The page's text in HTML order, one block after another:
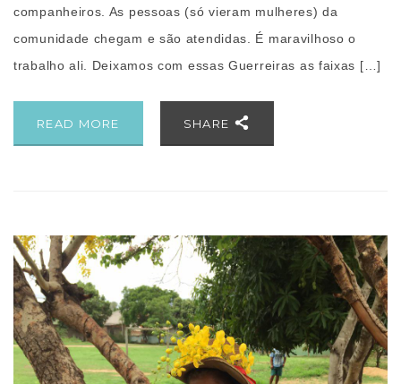
companheiros. As pessoas (só vieram mulheres) da
comunidade chegam e são atendidas. É maravilhoso o
trabalho ali. Deixamos com essas Guerreiras as faixas […]
READ MORE SHARE